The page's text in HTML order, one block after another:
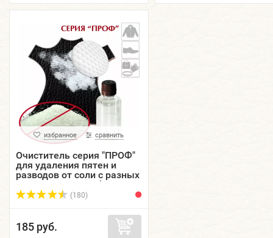
избранное сравнить
Очиститель серия "ПРОФ"
для удаления пятен и
разводов от соли с разных
материалов Detacheur,
пластиковый фл...
(180)
185 руб.